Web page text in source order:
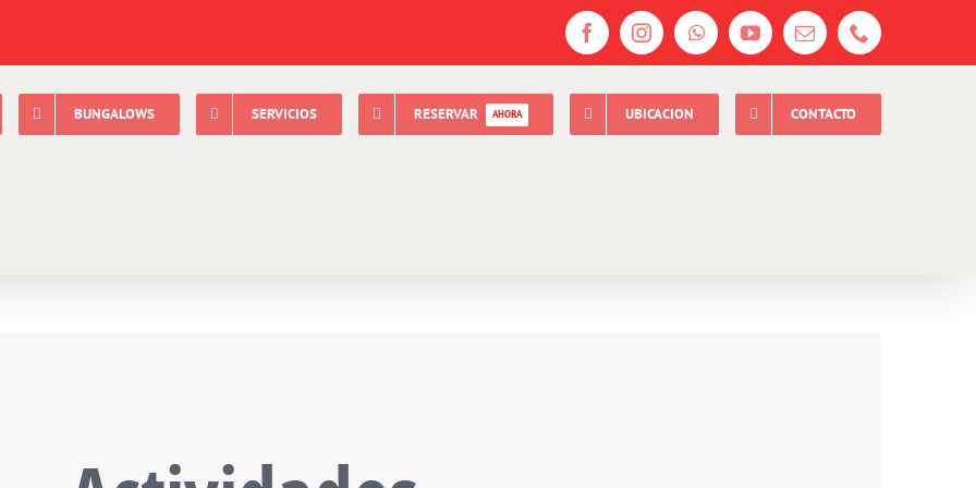
FacebookInstagramWhatsAppYouTubeEmail Phone
BUNGALOWS SERVICIOS RESERVAR AHORA UBICACION CONTACTO